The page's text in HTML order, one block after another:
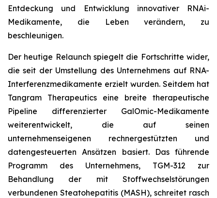
Entdeckung und Entwicklung innovativer RNAi-
Medikamente, die Leben verändern, zu
beschleunigen.
Der heutige Relaunch spiegelt die Fortschritte wider,
die seit der Umstellung des Unternehmens auf RNA-
Interferenzmedikamente erzielt wurden. Seitdem hat
Tangram Therapeutics eine breite therapeutische
Pipeline differenzierter GalOmic-Medikamente
weiterentwickelt, die auf seinen
unternehmenseigenen rechnergestützten und
datengesteuerten Ansätzen basiert. Das führende
Programm des Unternehmens, TGM-312 zur
Behandlung der mit Stoffwechselstörungen
verbundenen Steatohepatitis (MASH), schreitet rasch